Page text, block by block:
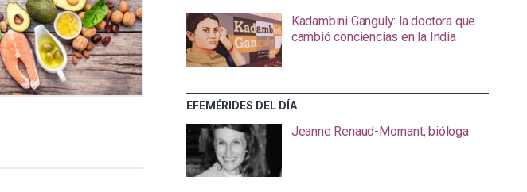
Kadambini Ganguly: la doctora que
cambió conciencias en la India
EFEMÉRIDES DEL DÍA
Jeanne Renaud-Mornant, bióloga